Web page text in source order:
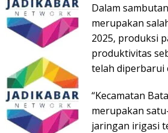
Dalam
merupakan
2025, produksi
produktivitas
telah diperbarui
“Kecamatan
merupakan
jaringan irigasi